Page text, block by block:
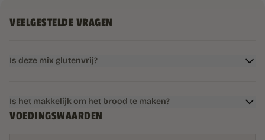
VEELGESTELDE VRAGEN
Is deze mix glutenvrij?
Is het makkelijk om het brood te maken?
VOEDINGSWAARDEN